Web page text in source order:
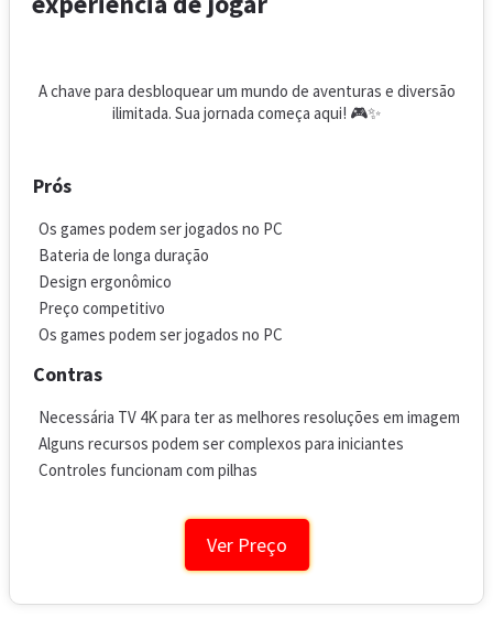
A chave para desbloquear um mundo de aventuras e diversão
ilimitada. Sua jornada começa aqui! 🎮✨
Prós
Os games podem ser jogados no PC
Bateria de longa duração
Design ergonômico
Preço competitivo
Os games podem ser jogados no PC
Contras
Necessária TV 4K para ter as melhores resoluções em imagem
Alguns recursos podem ser complexos para iniciantes
Controles funcionam com pilhas
Ver Preço